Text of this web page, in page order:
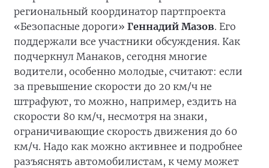
региональный координатор партпроекта
«Безопасные дороги» Геннадий Мазов. Его
поддержали все участники обсуждения. Как
подчеркнул Манаков, сегодня многие
водители, особенно молодые, считают: если
за превышение скорости до 20 км/ч не
штрафуют, то можно, например, ездить на
скорости 80 км/ч, несмотря на знаки,
ограничивающие скорость движения до 60
км/ч. Надо как можно активнее и подробнее
разъяснять автомобилистам, к чему может